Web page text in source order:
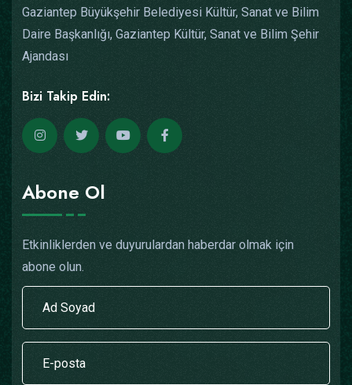
Gaziantep Büyükşehir Belediyesi Kültür, Sanat ve Bilim
Daire Başkanlığı, Gaziantep Kültür, Sanat ve Bilim Şehir
Ajandası
Bizi Takip Edin:
Abone Ol
Etkinliklerden ve duyurulardan haberdar olmak için
abone olun.